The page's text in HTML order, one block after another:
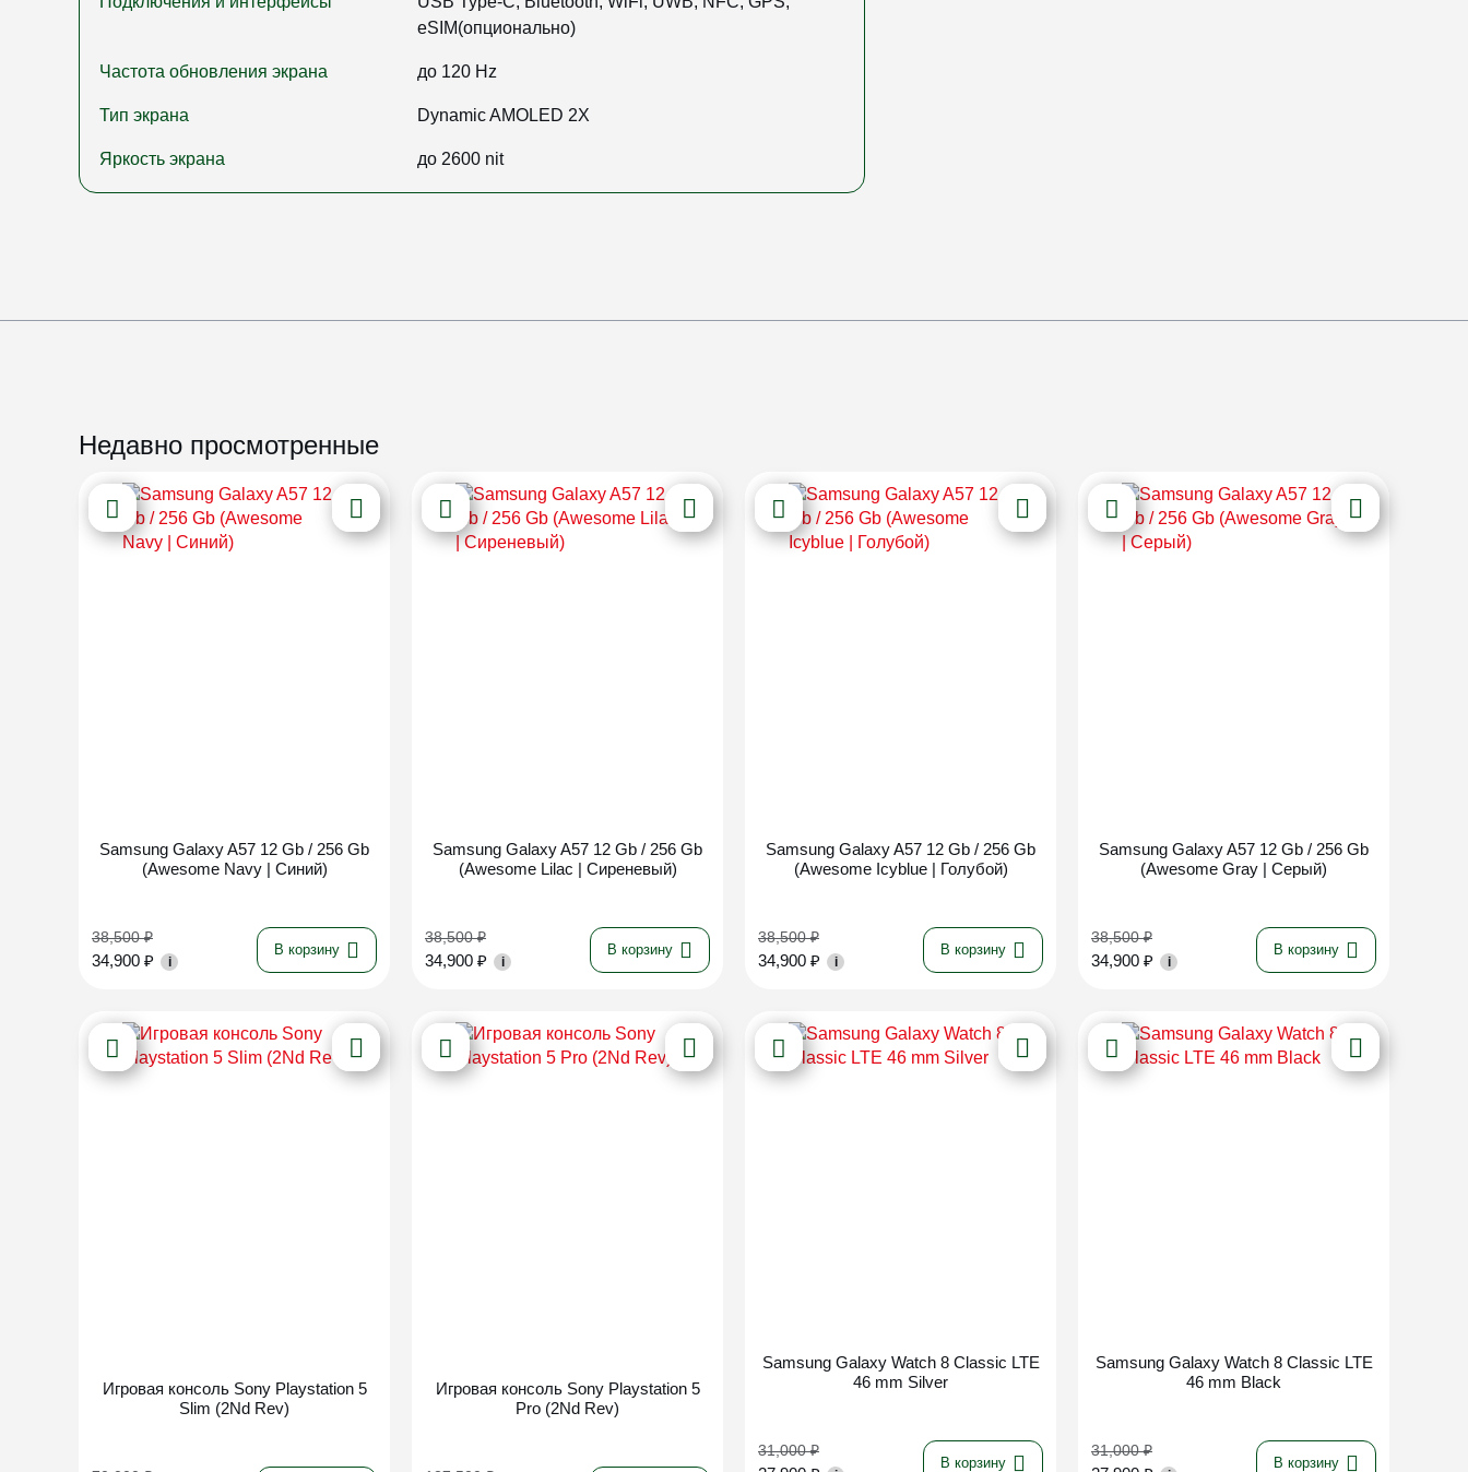
eSIM(опционально)
Частота обновления экрана до 120 Hz
Тип экрана Dynamic AMOLED 2X
Яркость экрана до 2600 nit
Недавно просмотренные
Samsung Galaxy A57 12 Gb / 256 Gb
(Awesome Navy | Синий)
38,500₽
34,900 ₽ i
В корзину
Samsung Galaxy A57 12 Gb / 256 Gb
(Awesome Lilac | Сиреневый)
38,500₽
34,900 ₽ i
В корзину
Samsung Galaxy A57 12 Gb / 256 Gb
(Awesome Icyblue | Голубой)
38,500₽
34,900 ₽ i
В корзину
Samsung Galaxy A57 12 Gb / 256 Gb
(Awesome Gray | Серый)
38,500₽
34,900 ₽ i
В корзину
Игровая консоль Sony Playstation 5
Slim (2Nd Rev)
Игровая консоль Sony Playstation 5
Pro (2Nd Rev)
Samsung Galaxy Watch 8 Classic LTE
46 mm Silver
31,000₽
В корзину
Samsung Galaxy Watch 8 Classic LTE
46 mm Black
31,000₽
В корзину